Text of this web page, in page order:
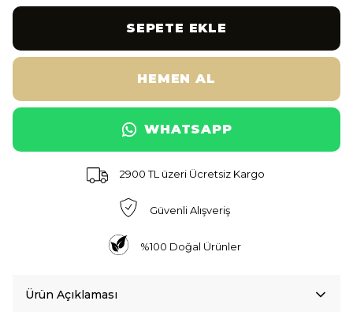
SEPETE EKLE
HEMEN AL
WHATSAPP
2900 TL üzeri Ücretsiz Kargo
Güvenli Alışveriş
%100 Doğal Ürünler
Ürün Açıklaması